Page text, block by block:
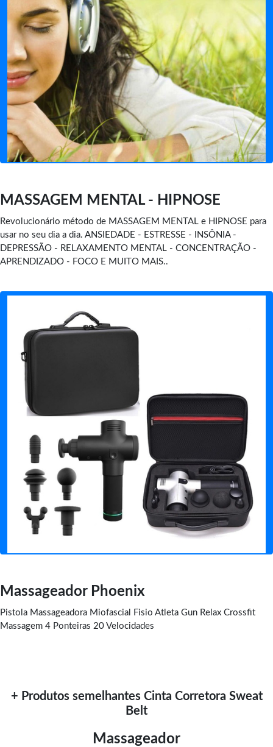
MASSAGEM MENTAL - HIPNOSE
Revolucionário método de MASSAGEM MENTAL e HIPNOSE para
usar no seu dia a dia. ANSIEDADE - ESTRESSE - INSÔNIA -
DEPRESSÃO - RELAXAMENTO MENTAL - CONCENTRAÇÃO -
APRENDIZADO - FOCO E MUITO MAIS..
Massageador Phoenix
Pistola Massageadora Miofascial Fisio Atleta Gun Relax Crossfit
Massagem 4 Ponteiras 20 Velocidades
+ Produtos semelhantes Cinta Corretora Sweat
Belt
Massageador